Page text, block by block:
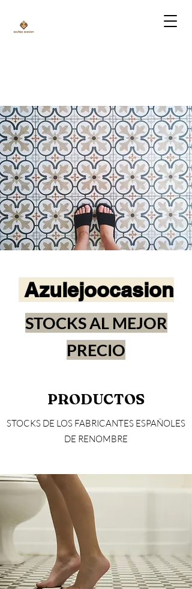
Azulejoocasion
STOCKS AL MEJOR
PRECIO
PRODUCTOS
STOCKS DE LOS FABRICANTES ESPAÑOLES
DE RENOMBRE